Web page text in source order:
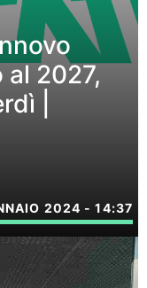
2027,
|
2024 - 14:37